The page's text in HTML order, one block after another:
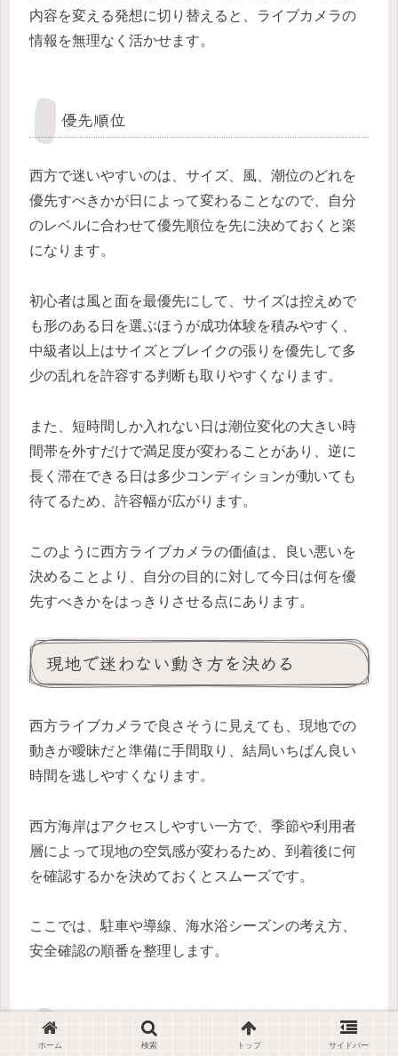
内容を変える発想に切り替えると、ライブカメラの
情報を無理なく活かせます。
優先順位
西方で迷いやすいのは、サイズ、風、潮位のどれを
優先すべきかが日によって変わることなので、自分
のレベルに合わせて優先順位を先に決めておくと楽
になります。
初心者は風と面を最優先にして、サイズは控えめで
も形のある日を選ぶほうが成功体験を積みやすく、
中級者以上はサイズとブレイクの張りを優先して多
少の乱れを許容する判断も取りやすくなります。
また、短時間しか入れない日は潮位変化の大きい時
間帯を外すだけで満足度が変わることがあり、逆に
長く滞在できる日は多少コンディションが動いても
待てるため、許容幅が広がります。
このように西方ライブカメラの価値は、良い悪いを
決めることより、自分の目的に対して今日は何を優
先すべきかをはっきりさせる点にあります。
現地で迷わない動き方を決める
西方ライブカメラで良さそうに見えても、現地での
動きが曖昧だと準備に手間取り、結局いちばん良い
時間を逃しやすくなります。
西方海岸はアクセスしやすい一方で、季節や利用者
層によって現地の空気感が変わるため、到着後に何
を確認するかを決めておくとスムーズです。
ここでは、駐車や導線、海水浴シーズンの考え方、
安全確認の順番を整理します。
ホーム 検索 トップ サイドバー